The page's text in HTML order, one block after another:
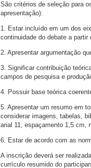
São critérios de seleção para
apresentação):
1. Estar incluído em um dos
continuidade do debate a
2. Apresentar argumentação
3. Significar contribuição
campos de pesquisa e
4. Possuir base teórica
5. Apresentar um resumo em
considerar imagens, tabelas,
arial 11, espaçamento 1,5 cm,
6. Estar de acordo com as
A inscrição deverá ser
currículo resumido do